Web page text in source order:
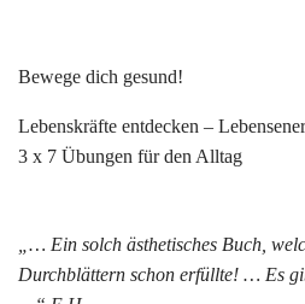
Bewege dich gesund!
Lebenskräfte entdecken –
3 x 7 Übungen für den Alltag
„… Ein solch ästhetisches Buch,
Durchblättern schon erfüllte! … Es